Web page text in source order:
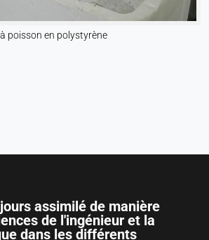
poisson en polystyrène
assimilé de manière
de l'ingénieur et la
dans les différents